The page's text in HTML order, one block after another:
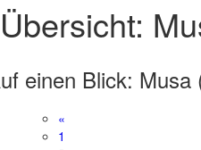
Übersicht:
einen Blick: Musa
«
1